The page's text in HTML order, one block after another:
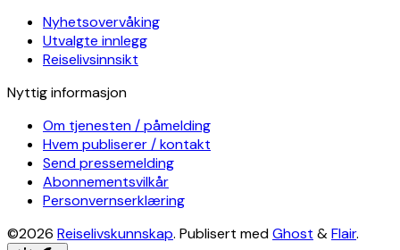
Nyhetsovervåking
Utvalgte innlegg
Reiselivsinnsikt
Nyttig informasjon
Om tjenesten / påmelding
Hvem publiserer / kontakt
Send pressemelding
Abonnementsvilkår
Personvernserklæring
©2026 Reiselivskunnskap. Publisert medGhost &Flair.